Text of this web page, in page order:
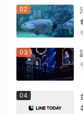
02
03
04